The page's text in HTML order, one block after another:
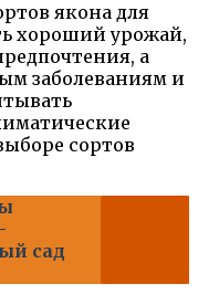
якона для
хороший урожай,
а
заболеваниям и
сортов
сад